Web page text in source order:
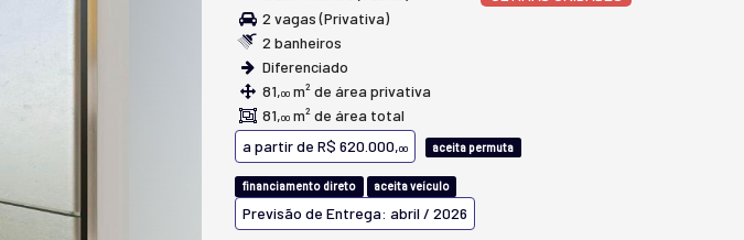
2 vagas (Privativa)
2 banheiros
Diferenciado
81,00 m² de área privativa
81,00 m² de área total
a partir de R$ 620.000,00 aceita permuta
financiamento direto aceita veículo
Previsão de Entrega: abril / 2026